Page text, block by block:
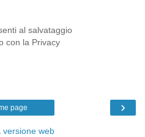
al salvataggio
con la Privacy
›
page
versione web